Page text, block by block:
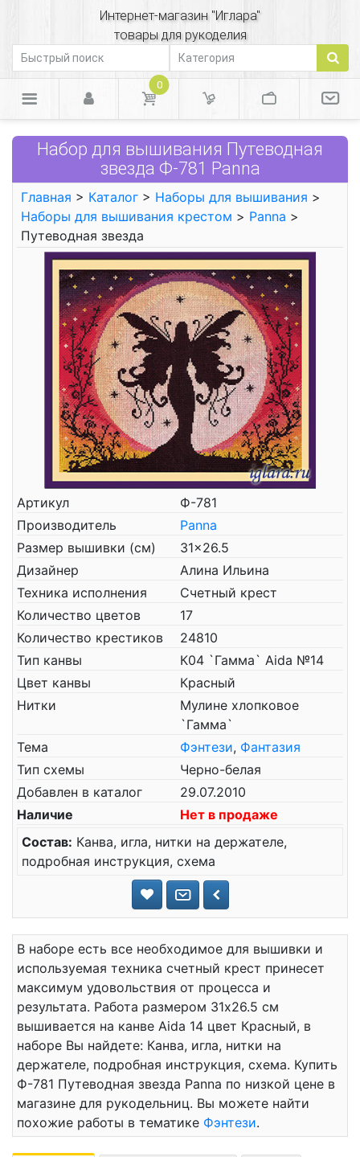
Интернет-магазин "Иглара"
товары для рукоделия
0
Набор для вышивания Путеводная
звезда Ф-781 Panna
Главная > Каталог > Наборы для вышивания >
Наборы для вышивания крестом > Panna >
Путеводная звезда
Артикул
Ф-781
Производитель
Panna
Размер вышивки (см)
31x26.5
Дизайнер
Алина Ильина
Техника исполнения
Счетный крест
Количество цветов
17
Количество крестиков
24810
Тип канвы
К04 `Гамма` Aida №14
Цвет канвы
Красный
Нитки
Мулине хлопковое
`Гамма`
Тема
Фэнтези, Фантазия
Тип схемы
Черно-белая
Добавлен в каталог
29.07.2010
Наличие
Нет в продаже
Состав: Канва, игла, нитки на держателе,
подробная инструкция, схема
В наборе есть все необходимое для вышивки и
используемая техника счетный крест принесет
максимум удовольствия от процесса и
результата. Работа размером 31x26.5 см
вышивается на канве Aida 14 цвет Красный, в
наборе Вы найдете: Канва, игла, нитки на
держателе, подробная инструкция, схема. Купить
Ф-781 Путеводная звезда Panna по низкой цене в
магазине для рукодельниц. Вы можете найти
похожие работы в тематике Фэнтези.